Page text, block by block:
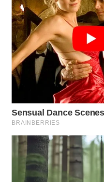
Wahana
Media
Group
WAHANA
NEWS
WAHANA
WAHANA
ADVOKAT
WAHANA
INFRASTRUKTUR